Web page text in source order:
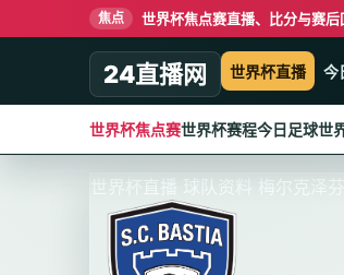
焦点 世界杯焦点赛直播、比分与赛后
24直播网 世界杯直播 今
世界杯焦点赛世界杯赛程今日足球世
世界杯直播 球队资料 梅尔克泽